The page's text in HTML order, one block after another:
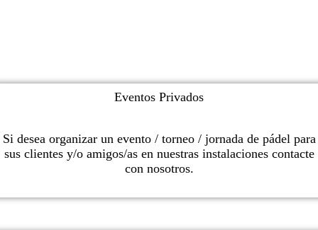
Eventos Privados
Si desea organizar un evento / torneo / jornada de pádel para
sus clientes y/o amigos/as en nuestras instalaciones contacte
con nosotros.